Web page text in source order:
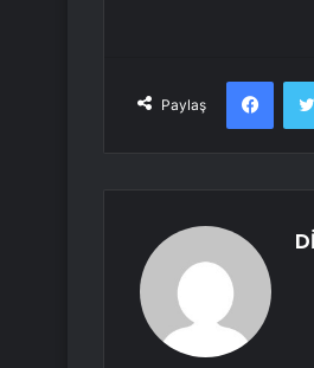
Paylaş